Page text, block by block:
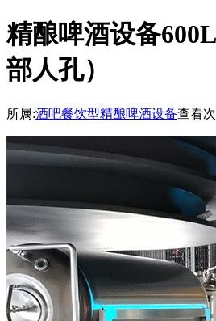
精酿啤酒设备
部人孔）
所属:酒吧餐饮型精酿啤酒设备查看